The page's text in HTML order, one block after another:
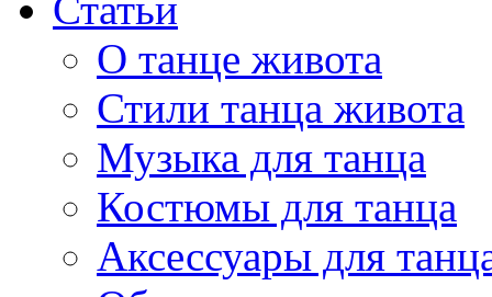
Статьи
О танце живота
Стили танца живота
Музыка для танца
Костюмы для танца
Аксессуары для